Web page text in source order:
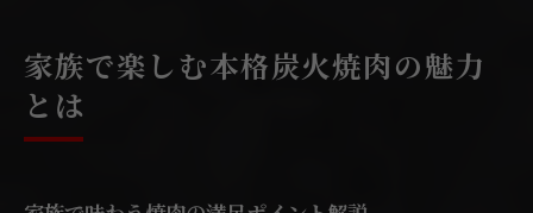
家族で楽しむ本格炭火焼肉の魅力
とは